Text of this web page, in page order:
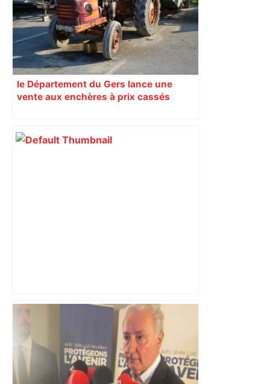
le Département du Gers lance une
vente aux enchères à prix cassés
Canicule à Toulouse : pourquoi le
Muséum a dû fermer en urgence ? –
ici.fr